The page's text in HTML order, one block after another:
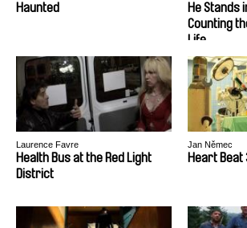
Haunted
He Stands
Counting
Life
Laurence Favre
Health Bus at the Red Light
District
Jan Němec
Heart Beat